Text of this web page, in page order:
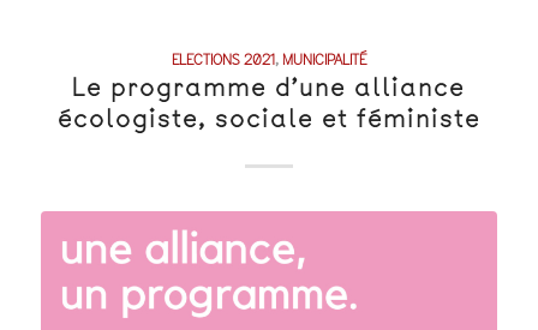
ELECTIONS 2021, MUNICIPALITÉ
Le programme d’une alliance
écologiste, sociale et féministe